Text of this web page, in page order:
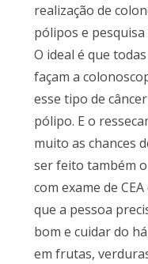
realização de
pólipos e
O ideal é que
façam a
esse tipo de
pólipo. E o
muito as chances
ser feito também
com exame de
que a pessoa
bom e cuidar do
em frutas,